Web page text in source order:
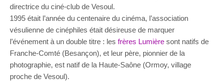
directrice du ciné-club de Vesoul.
1995 était l’année du centenaire du cinéma, l’association
vésulienne de cinéphiles était désireuse de marquer
l’événement à un double titre : les frères Lumière sont natifs de
Franche-Comté (Besançon), et leur père, pionnier de la
photographie, est natif de la Haute-Saône (Ormoy, village
proche de Vesoul).